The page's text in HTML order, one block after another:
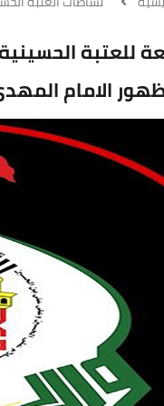
للعتبة
الامام